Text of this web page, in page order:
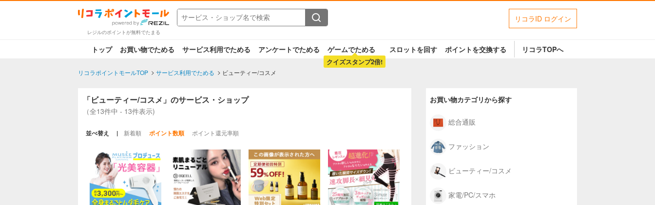
レジルのポイントが無料でたまる
リコラID ログイン
トップ お買い物でためる サービス利用でためる アンケートでためる ゲームでためる
クイズスタンプ2倍!
スロットを回す ポイントを交換する リコラTOPへ
リコラポイントモールTOP サービス利用でためる ビューティー/コスメ
「ビューティー/コスメ」のサービス・ショップ
（全13件中 - 13件表示)
並べ替え 新着順 ポイント数順 ポイント還元率順
お買い物カテゴリから探す
総合通販
ファッション
ビューティー/コスメ
家電/PC/スマホ